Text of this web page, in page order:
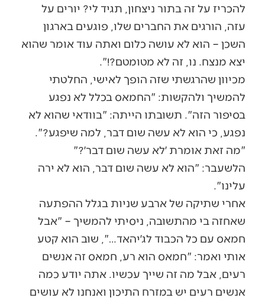
להכריז על זה בתור ניצחון, תגיד לי? יורים על
עזה, הורגים את החברים שלו, פוגעים בארגון
השכן – הוא לא עושה כלום ואתה עוד אומר שהוא
יצא מנצח. נו, זה לא מטומטם?!".
מכיוון שהרגשתי שזה הופך לאישי, החלטתי
להמשיך ולהקשות: "החמאס בכלל לא נפגע
בסיפור הזה". תשובתו הייתה: "בוודאי שהוא לא
נפגע, כי הוא לא עשה שום דבר, למה שיפגע?".
"מה זאת אומרת ׳לא עשה שום דבר׳?"
הלשעבר: "הוא לא עשה שום דבר, הוא לא ירה
עלינו".
אחרי שתיקה של ארבע שניות בגלל ההפתעה
שאחזה בי מהתשובה, ניסיתי להמשיך – "אבל
חמאס עם כל הכבוד לג׳יהאד…", שוב הוא קטע
אותי ואמר: "חמאס הוא רע, חמאס זה אנשים
רעים, אבל מה זה שייך עכשיו. אתה יודע כמה
אנשים רעים יש במזרח התיכון ואנחנו לא עושים